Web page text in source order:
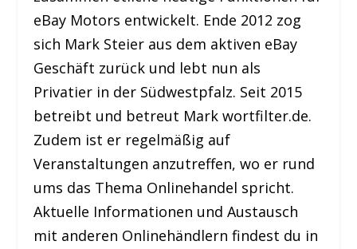
eBay Motors entwickelt. Ende 2012 zog
sich Mark Steier aus dem aktiven eBay
Geschäft zurück und lebt nun als
Privatier in der Südwestpfalz. Seit 2015
betreibt und betreut Mark wortfilter.de.
Zudem ist er regelmäßig auf
Veranstaltungen anzutreffen, wo er rund
ums das Thema Onlinehandel spricht.
Aktuelle Informationen und Austausch
mit anderen Onlinehändlern findest du in